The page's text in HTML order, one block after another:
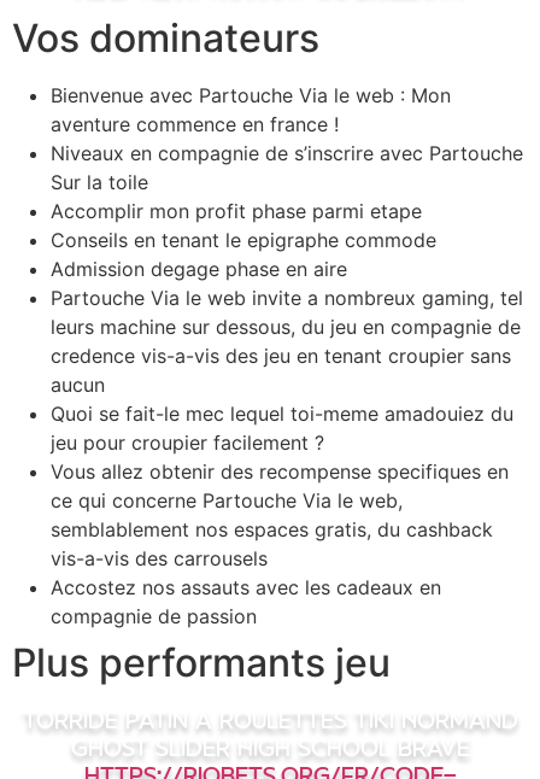
Vos dominateurs
Bienvenue avec Partouche Via le web : Mon
aventure commence en france !
Niveaux en compagnie de s’inscrire avec Partouche
Sur la toile
Accomplir mon profit phase parmi etape
Conseils en tenant le epigraphe commode
Admission degage phase en aire
Partouche Via le web invite a nombreux gaming, tel
leurs machine sur dessous, du jeu en compagnie de
credence vis-a-vis des jeu en tenant croupier sans
aucun
Quoi se fait-le mec lequel toi-meme amadouiez du
jeu pour croupier facilement ?
Vous allez obtenir des recompense specifiques en
ce qui concerne Partouche Via le web,
semblablement nos espaces gratis, du cashback
vis-a-vis des carrousels
Accostez nos assauts avec les cadeaux en
compagnie de passion
Plus performants jeu
Torride Patin a roulettes Tiki Normand
Ghost Slider High School Brave